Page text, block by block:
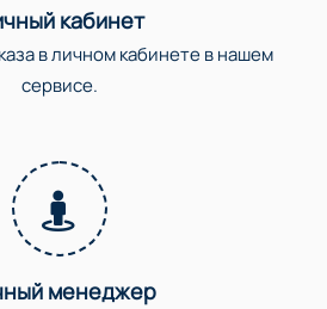
кабинет
в личном кабинете в нашем
сервисе.
менеджер